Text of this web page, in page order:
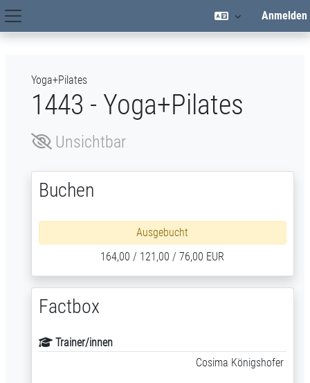
Zum Hauptinhalt
Hauptnavigation
Anmelden
Yoga+Pilates
1443 - Yoga+Pilates
Unsichtbar
Buchen
Ausgebucht
164,00 / 121,00 / 76,00 EUR
Factbox
Trainer/innen
Cosima Königshofer